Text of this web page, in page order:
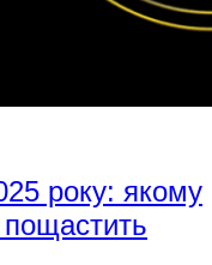
року: якому
пощастить